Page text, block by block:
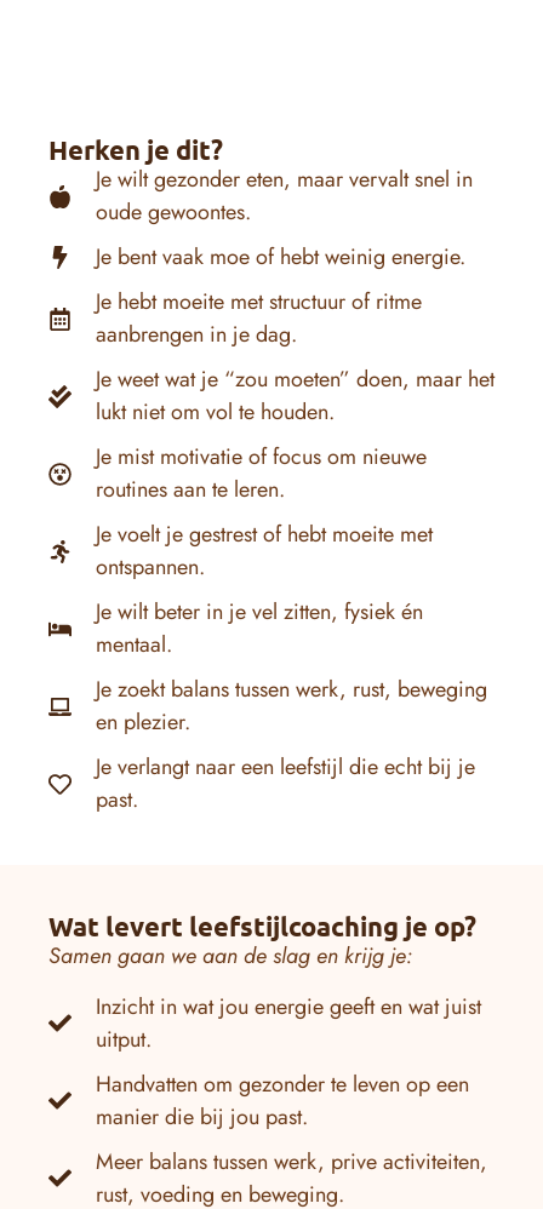
Herken je dit?
Je wilt gezonder eten, maar vervalt snel in
oude gewoontes.
Je bent vaak moe of hebt weinig energie.
Je hebt moeite met structuur of ritme
aanbrengen in je dag.
Je weet wat je “zou moeten” doen, maar het
lukt niet om vol te houden.
Je mist motivatie of focus om nieuwe
routines aan te leren.
Je voelt je gestrest of hebt moeite met
ontspannen.
Je wilt beter in je vel zitten, fysiek én
mentaal.
Je zoekt balans tussen werk, rust, beweging
en plezier.
Je verlangt naar een leefstijl die echt bij je
past.
Wat levert leefstijlcoaching je op?
Samen gaan we aan de slag en krijg je:
Inzicht in wat jou energie geeft en wat juist
uitput.
Handvatten om gezonder te leven op een
manier die bij jou past.
Meer balans tussen werk, prive activiteiten,
rust, voeding en beweging.